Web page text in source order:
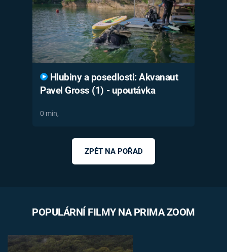
Přihlášení
Sledujte nás
Hlubiny a posedlosti: Akvanaut
Pavel Gross (1) - upoutávka
0 min,
ZPĚT NA POŘAD
POPULÁRNÍ FILMY NA PRIMA ZOOM